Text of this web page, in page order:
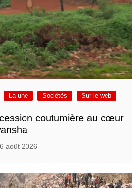
La une Sociétés Sur le web
coutumière au cœur
6 août 2026